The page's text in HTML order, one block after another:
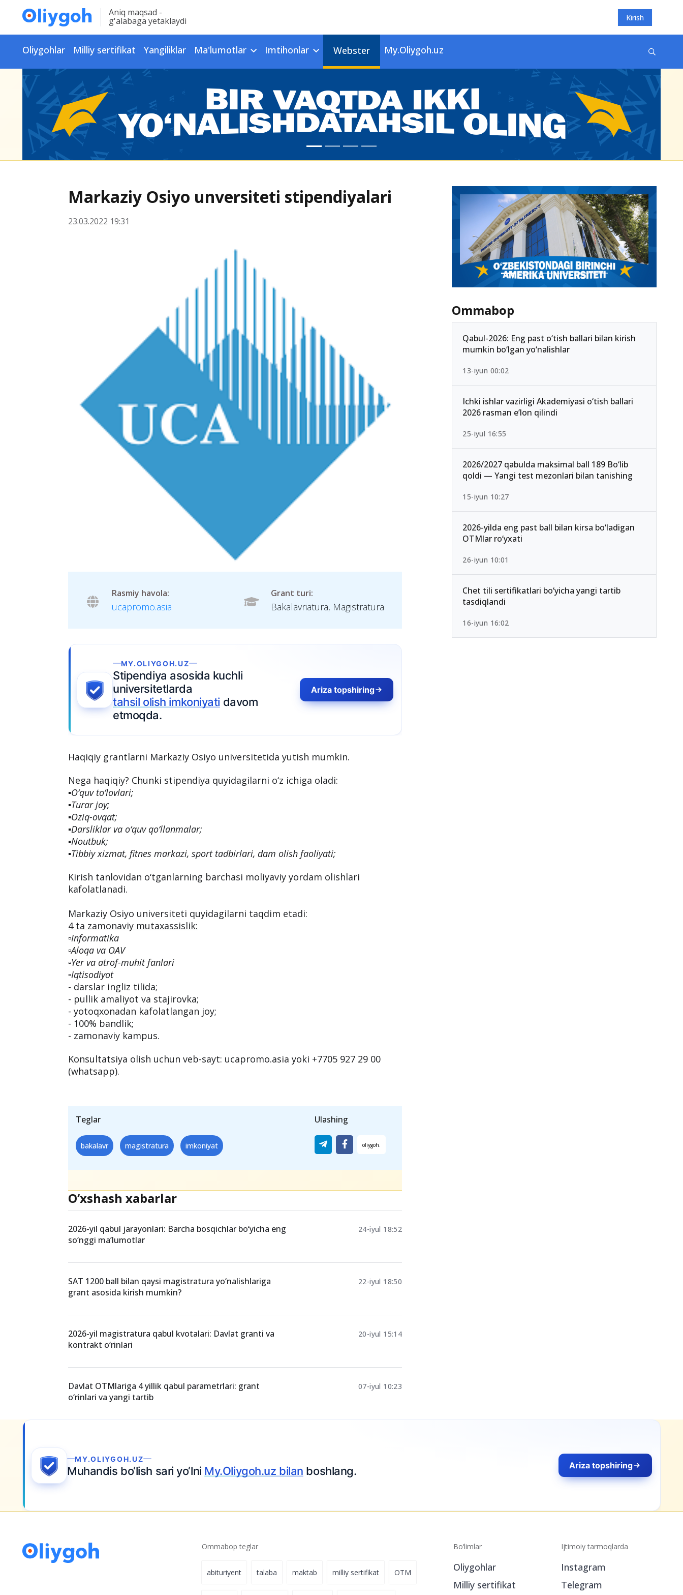
Aniq maqsad -
g'alabaga yetaklaydi Kirish
Oliygohlar Milliy sertifikat Yangiliklar Ma'lumotlar Imtihonlar Webster My.Oliygoh.uz
Markaziy Osiyo unversiteti stipendiyalari
23.03.2022 19:31
Rasmiy havola:
ucapromo.asia
Grant turi:
Bakalavriatura, Magistratura
asosida kuchli
olish imkoniyatidavom
Ariza topshiring
Haqiqiy grantlarni Markaziy Osiyo universitetida yutish mumkin.
Nega haqiqiy? Chunki stipendiya quyidagilarni o‘z ichiga oladi:
▪️Turar joy;
▪️Oziq-ovqat;
▪️Noutbuk;
▪️Tibbiy xizmat, fitnes markazi, sport tadbirlari, dam olish faoliyati;
Kirish tanlovidan o‘tganlarning barchasi moliyaviy yordam olishlari
kafolatlanadi.
⠀
Markaziy Osiyo universiteti quyidagilarni taqdim etadi:
4 ta zamonaviy mutaxassislik:
▫️Informatika
▫️Aloqa va OAV
▫️Yer va atrof-muhit fanlari
- darslar ingliz tilida;
- pullik amaliyot va stajirovka;
Konsultatsiya olish uchun veb-sayt: ucapromo.asia yoki +7705 927 29 00
(whatsapp).
Teglar Ulashing
so‘nggi ma’lumotlar
grant asosida kirish mumkin?
kontrakt o‘rinlari
Davlat OTMlariga 4 yillik qabul parametrlari: grant
o‘rinlari va yangi tartib
Ommabop
Qabul-2026: Eng past o‘tish ballari bilan kirish
mumkin bo‘lgan yo‘nalishlar
13-iyun 00:02
Ichki ishlar vazirligi Akademiyasi o‘tish ballari
2026 rasman e’lon qilindi
25-iyul 16:55
2026/2027 qabulda maksimal ball 189 Bo‘lib
qoldi — Yangi test mezonlari bilan tanishing
15-iyun 10:27
2026-yilda eng past ball bilan kirsa bo‘ladigan
OTMlar ro‘yxati
26-iyun 10:01
Chet tili sertifikatlari bo‘yicha yangi tartib
tasdiqlandi
16-iyun 16:02
bilan boshlang.